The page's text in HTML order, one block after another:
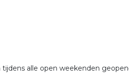
alle open weekenden